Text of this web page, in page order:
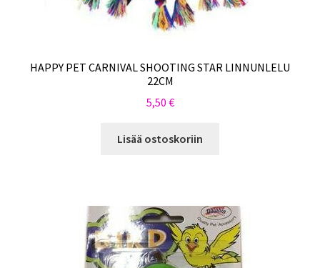
HAPPY PET CARNIVAL SHOOTING STAR LINNUNLELU
22CM
5,50 €
Lisää ostoskoriin